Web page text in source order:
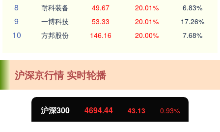
8 耐科装备 49.67 20.01% 6.83%
9 一博科技 53.33 20.01% 17.26%
10 方邦股份 146.16 20.00% 7.68%
沪深京行情 实时轮播
沪深300 4694.44 43.13 0.93%